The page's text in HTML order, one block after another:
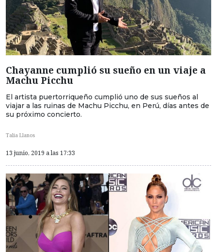
Chayanne cumplió su sueño en un viaje a
Machu Picchu
El artista puertorriqueño cumplió uno de sus sueños al
viajar a las ruinas de Machu Picchu, en Perú, días antes de
su próximo concierto.
Talia Llanos
13 junio, 2019 a las 17:33